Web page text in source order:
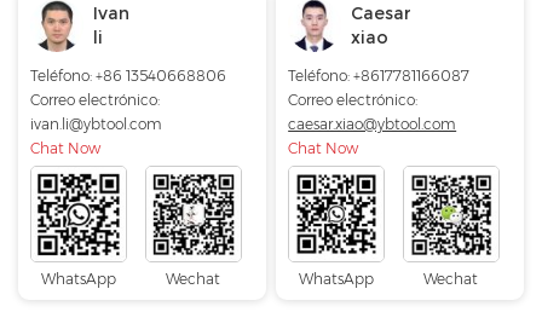
Ivan
li
Teléfono: +86 13540668806
Correo electrónico:
ivan.li@ybtool.com
Chat Now
WhatsApp Wechat
Caesar
xiao
Teléfono: +8617781166087
Correo electrónico:
caesar.xiao@ybtool.com
Chat Now
WhatsApp Wechat